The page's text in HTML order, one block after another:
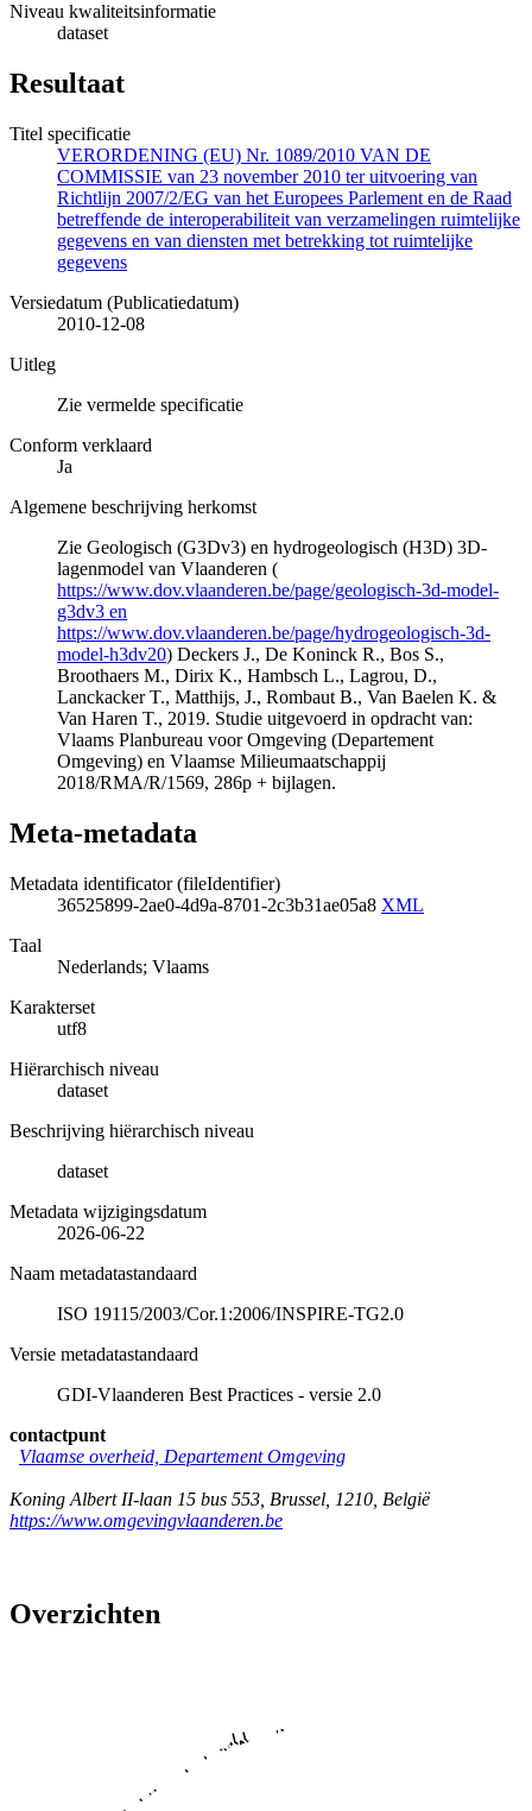
Niveau kwaliteitsinformatie
dataset
Resultaat
Titel specificatie
VERORDENING (EU) Nr. 1089/2010 VAN DE
COMMISSIE van 23 november 2010 ter uitvoering van
Richtlijn 2007/2/EG van het Europees Parlement en de Raad
betreffende de interoperabiliteit van verzamelingen ruimtelijke
gegevens en van diensten met betrekking tot ruimtelijke
gegevens
Versiedatum (Publicatiedatum)
2010-12-08
Uitleg
Zie vermelde specificatie
Conform verklaard
Ja
Algemene beschrijving herkomst
Zie Geologisch (G3Dv3) en hydrogeologisch (H3D) 3D-
lagenmodel van Vlaanderen (
https://www.dov.vlaanderen.be/page/geologisch-3d-model-
g3dv3 en
https://www.dov.vlaanderen.be/page/hydrogeologisch-3d-
model-h3dv20) Deckers J., De Koninck R., Bos S.,
Broothaers M., Dirix K., Hambsch L., Lagrou, D.,
Lanckacker T., Matthijs, J., Rombaut B., Van Baelen K. &
Van Haren T., 2019. Studie uitgevoerd in opdracht van:
Vlaams Planbureau voor Omgeving (Departement
Omgeving) en Vlaamse Milieumaatschappij
2018/RMA/R/1569, 286p + bijlagen.
Meta-metadata
Metadata identificator (fileIdentifier)
36525899-2ae0-4d9a-8701-2c3b31ae05a8 XML
Taal
Nederlands; Vlaams
Karakterset
utf8
Hiërarchisch niveau
dataset
Beschrijving hiërarchisch niveau
dataset
Metadata wijzigingsdatum
2026-06-22
Naam metadatastandaard
ISO 19115/2003/Cor.1:2006/INSPIRE-TG2.0
Versie metadatastandaard
GDI-Vlaanderen Best Practices - versie 2.0
contactpunt
Vlaamse overheid, Departement Omgeving
Koning Albert II-laan 15 bus 553 Brussel 1210 België
https://www.omgevingvlaanderen.be
Overzichten